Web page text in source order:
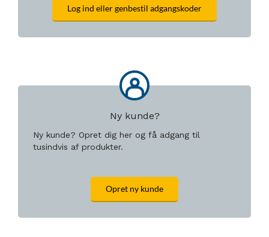
Log ind eller genbestil adgangskoder
Ny kunde?
Ny kunde? Opret dig her og få adgang til
tusindvis af produkter.
Opret ny kunde